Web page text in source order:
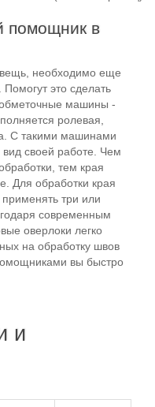
помощник в
необходимо еще
это сделать
машины -
ролевая,
С такими машинами
своей работе. Чем
тем края
Для обработки края
три или
современным
оверлоки легко
на обработку швов
вы быстро
и